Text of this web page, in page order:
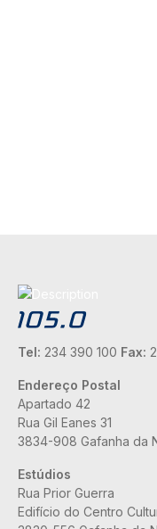
Tel: 234 390 100 Fax:
Endereço Postal
Apartado 42
Rua Gil Eanes 31
3834-908 Gafanha da
Estúdios
Rua Prior Guerra
Edifício do Centro